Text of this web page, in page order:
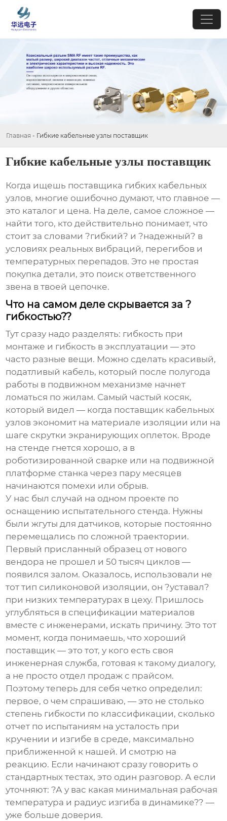
Главная - Гибкие кабельные узлы поставщик
Гибкие кабельные узлы поставщик
Когда ищешь поставщика гибких кабельных
узлов, многие ошибочно думают, что главное —
это каталог и цена. На деле, самое сложное —
найти того, кто действительно понимает, что
стоит за словами ?гибкий? и ?надежный? в
условиях реальных вибраций, перегибов и
температурных перепадов. Это не простая
покупка детали, это поиск ответственного
звена в твоей цепочке.
Что на самом деле скрывается за ?
гибкостью??
Тут сразу надо разделять: гибкость при
монтаже и гибкость в эксплуатации — это
часто разные вещи. Можно сделать красивый,
податливый кабель, который после полугода
работы в подвижном механизме начнет
ломаться по жилам. Самый частый косяк,
который видел — когда поставщик кабельных
узлов экономит на материале изоляции или на
шаге скрутки экранирующих оплеток. Вроде
на стенде гнется хорошо, а в
роботизированной сварке или на подвижной
платформе станка через пару месяцев
начинаются помехи или обрыв.
У нас был случай на одном проекте по
оснащению испытательного стенда. Нужны
были жгуты для датчиков, которые постоянно
перемещались по сложной траектории.
Первый присланный образец от нового
вендора не прошел и 50 тысяч циклов —
появился залом. Оказалось, использовали не
тот тип силиконовой изоляции, он ?уставал?
при низких температурах в цеху. Пришлось
углубляться в спецификации материалов
вместе с инженерами, искать причину. Это тот
момент, когда понимаешь, что хороший
поставщик — это тот, у кого есть своя
инженерная служба, готовая к такому диалогу,
а не просто отдел продаж с прайсом.
Поэтому теперь для себя четко определил:
первое, о чем спрашиваю, — это не столько
степень гибкости по классификации, сколько
отчет по испытаниям на усталость при
кручении и изгибе в среде, максимально
приближенной к нашей. И смотрю на
реакцию. Если начинают сразу говорить о
стандартных тестах, это один разговор. А если
уточняют: ?А у вас какая минимальная рабочая
температура и радиус изгиба в динамике?? —
уже больше доверия.